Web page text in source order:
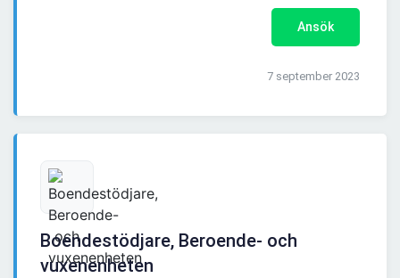
Ansök
7 september 2023
Boendestödjare, Beroende- och
vuxenenheten